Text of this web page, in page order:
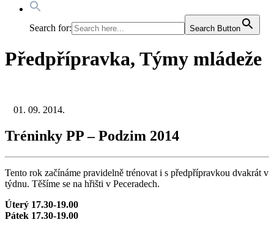
Search for: Search Button
Předpřípravka, Týmy mládeže
01. 09. 2014.
Tréninky PP – Podzim 2014
Tento rok začínáme pravidelně trénovat i s předpřípravkou dvakrát v
týdnu. Těšíme se na hřišti v Peceradech.
Úterý 17.30-19.00
Pátek 17.30-19.00